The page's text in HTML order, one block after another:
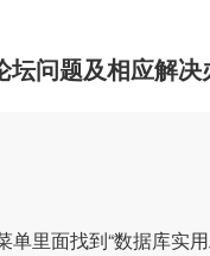
坛问题及相应解决
里面找到“数据库实用